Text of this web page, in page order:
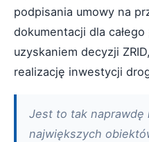
podpisania umowy na
dokumentacji dla
uzyskaniem decyzji
realizację inwestycji
Jest to tak naprawdę
największych